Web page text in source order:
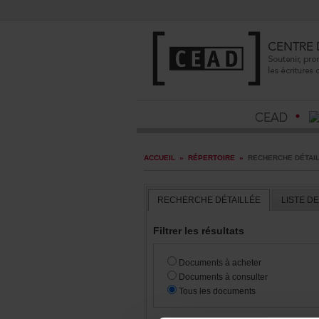
ACCUEIL » RÉPERTOIRE »
RECHERCHEDÉTAILLÉE
Filtrerlesrésultats
Documentsàacheter
Documentsàconsulter
Touslesdocuments